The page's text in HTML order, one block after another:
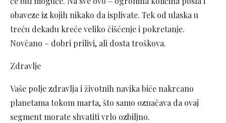
obaveze iz kojih nikako da isplivate. Tek od ulaska u
treću dekadu kreće veliko čišćenje i pokretanje.
Novčano – dobri prilivi, ali dosta troškova.
Zdravlje
Vaše polje zdravlja i životnih navika biće nakrcano
planetama tokom marta, što samo označava da ovaj
segment morate shvatiti vrlo ozbiljno.